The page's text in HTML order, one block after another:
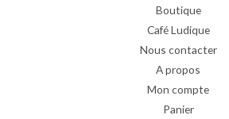
Boutique
Café Ludique
Nous contacter
A propos
Mon compte
Panier